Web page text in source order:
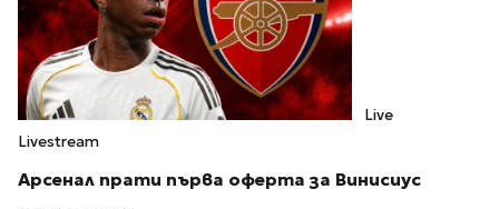
Live
Livestream
Арсенал прати първа оферта за Винисиус